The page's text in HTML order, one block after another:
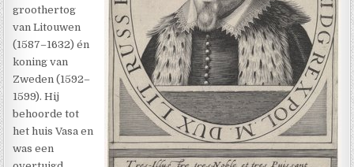
groothertog
van Litouwen
(1587–1632) én
koning van
Zweden (1592–
1599). Hij
behoorde tot
het huis Vasa en
was een